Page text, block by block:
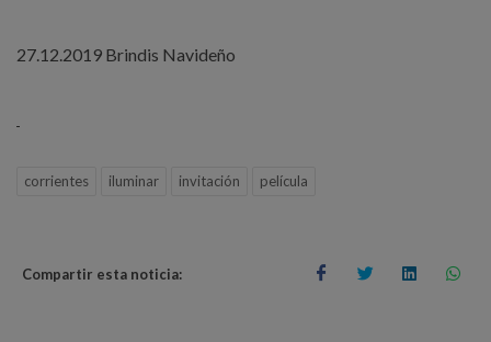
27.12.2019 Brindis Navideño
corrientes iluminar invitación película
Compartir esta noticia: